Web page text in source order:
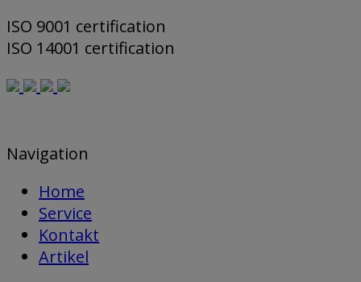
ISO 9001 certification
ISO 14001 certification
Navigation
Home
Service
Kontakt
Artikel